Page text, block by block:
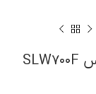
لباسشوئی اتوماتیک درب بالا سیلورلوکس SLW۷۰۰F